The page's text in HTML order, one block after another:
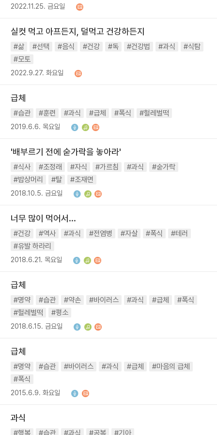
2022.11.25. 금요일
실컷 먹고 아프든지, 덜먹고 건강하든지
#삶 #선택 #음식 #건강 #독 #건강법 #과식
#식탐
#모토
2022.9.27. 화요일
급체
#습관 #훈련 #과식 #급체 #폭식 #헐레벌떡
2019.6.6. 목요일
'배부르기 전에 숟가락을 놓아라'
#식사 #조정래 #자식 #가르침 #과식
#숟가락
#밥상머리
#탈 #조재면
2018.10.5. 금요일
너무 많이 먹어서...
#건강 #역사 #과식 #전염병 #자살 #폭식
#테러
#유발 하라리
2018.6.21. 목요일
급체
#명약 #습관 #약손 #바이러스 #과식 #급체
#폭식
#헐레벌떡
#평소
2018.6.15. 금요일
급체
#명약 #습관 #바이러스 #과식 #급체
#마음의 급체
#폭식
2015.6.9. 화요일
과식
#행복 #습관 #과식 #공복 #기아